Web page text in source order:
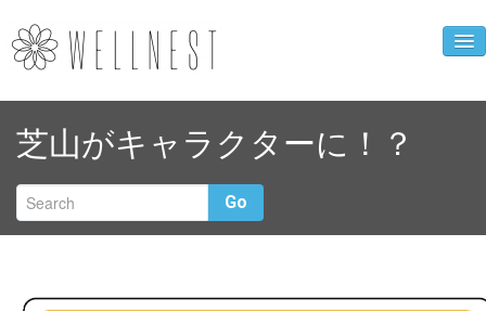
企業ニュース
人財育成事業
WELLNEST診断
お母さんの心得
芝山がキャラクターに！？
Go